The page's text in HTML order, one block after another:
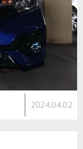
2024.04.02